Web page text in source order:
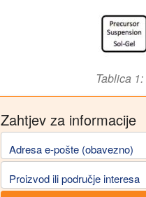
Tablica
Zahtjev za informacije
Adresa e-pošte (obavezno)
Proizvod ili područje interesa